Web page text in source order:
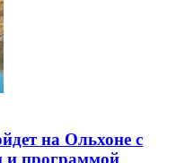
на Ольхоне с
и программой